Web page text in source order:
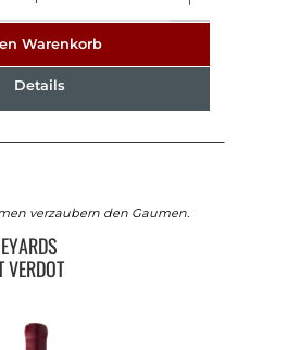
Warenkorb
Details
verzaubern den Gaumen.
VERDOT